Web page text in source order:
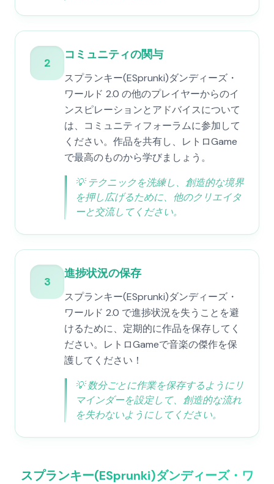
2
コミュニティの関与
スプランキー(ESprunki)ダンディーズ・
ワールド 2.0 の他のプレイヤーからのイ
ンスピレーションとアドバイスについて
は、コミュニティフォーラムに参加して
ください。作品を共有し、レトロGame
で最高のものから学びましょう。
💡テクニックを洗練し、創造的な境界
を押し広げるために、他のクリエイタ
ーと交流してください。
3
進捗状況の保存
スプランキー(ESprunki)ダンディーズ・
ワールド 2.0 で進捗状況を失うことを避
けるために、定期的に作品を保存してく
ださい。レトロGameで音楽の傑作を保
護してください！
💡数分ごとに作業を保存するようにリ
マインダーを設定して、創造的な流れ
を失わないようにしてください。
スプランキー(ESprunki)ダンディーズ・ワ